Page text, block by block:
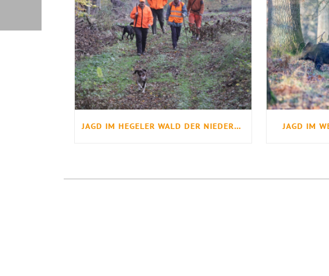
JAGD IM HEGELER WALD DER NIEDERSÄCHSISCHEN LANDESFORSTEN JAGD IM